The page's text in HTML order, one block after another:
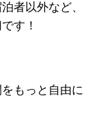
者以外など、
す！
もっと自由に